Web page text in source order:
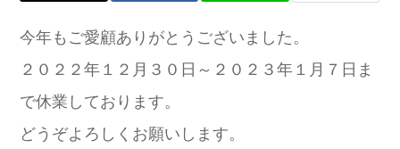
今年もご愛顧ありがとうございました。
２０２２年１２月３０日～２０２３年１月７日ま
で休業しております。
どうぞよろしくお願いします。